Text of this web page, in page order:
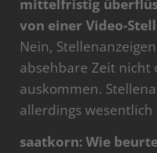
mittelfristig
von einer Video-
Nein,
absehbare Zeit nicht
auskommen.
allerdings
saatkorn: Wie